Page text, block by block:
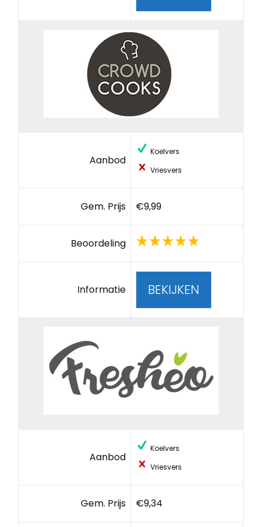
Aanbod
Koelvers
Vriesvers
Gem. Prijs €9,99
Beoordeling
Informatie BEKIJKEN
Aanbod
Koelvers
Vriesvers
Gem. Prijs €9,34